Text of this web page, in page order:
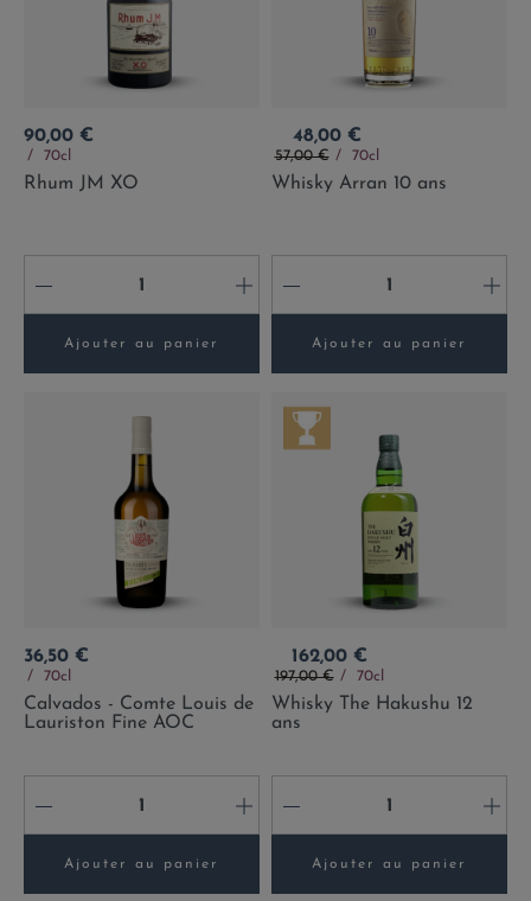
Prix
90,00 €
70cl
Rhum JM XO
- +
Ajouter au panier
Prix
48,00 €
Prix de base
57,00 € 70cl
Whisky Arran 10 ans
- +
Ajouter au panier
Prix
36,50 €
70cl
Calvados - Comte Louis de
Lauriston Fine AOC
- +
Ajouter au panier
Prix
162,00 €
Prix de base
197,00 € 70cl
Whisky The Hakushu 12
ans
- +
Ajouter au panier